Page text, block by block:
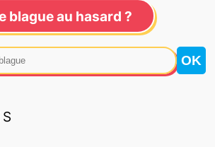
blague au hasard ?